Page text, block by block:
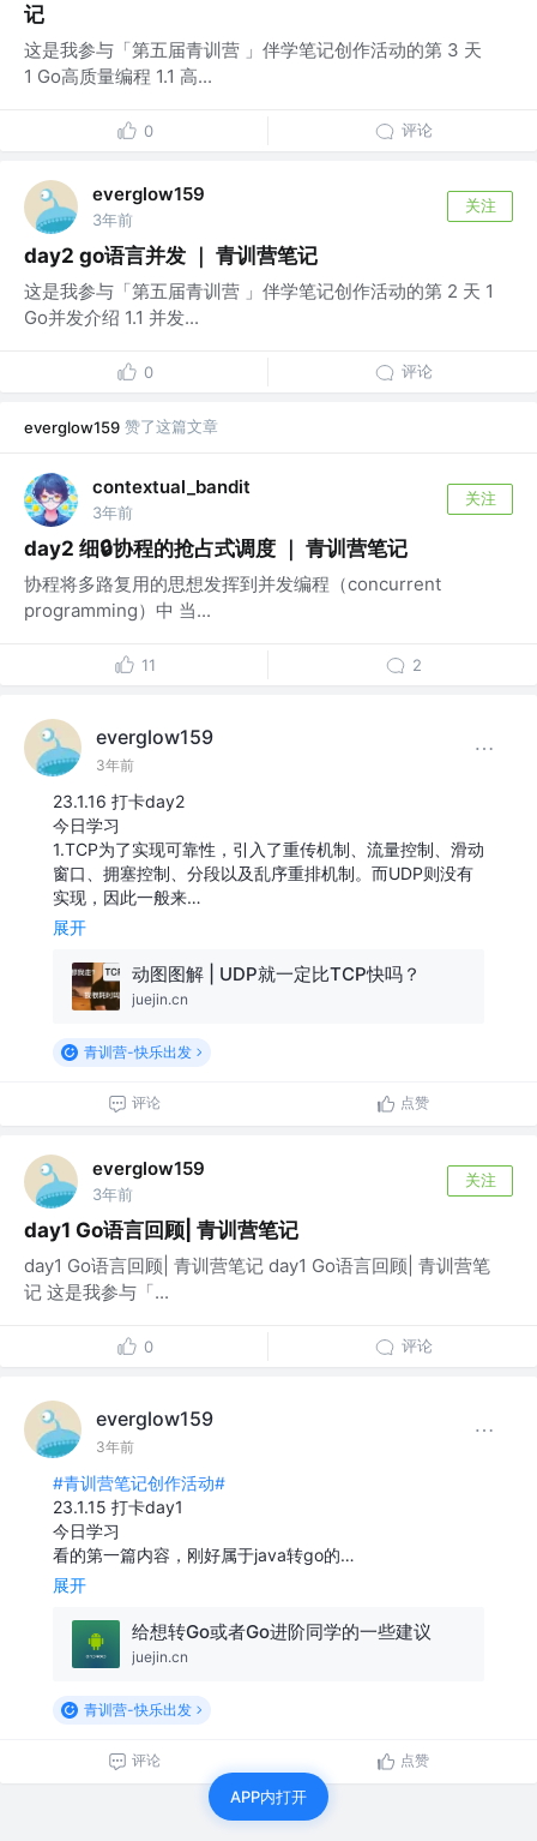
记
这是我参与「第五届青训营 」伴学笔记创作活动的第 3 天
1 Go高质量编程 1.1 高...
0 评论
everglow159
3年前
关注
day2 go语言并发 ｜ 青训营笔记
这是我参与「第五届青训营 」伴学笔记创作活动的第 2 天 1
Go并发介绍 1.1 并发...
0 评论
everglow159 赞了这篇文章
contextual_bandit
3年前
关注
day2 细🔒协程的抢占式调度 ｜ 青训营笔记
协程将多路复用的思想发挥到并发编程（concurrent
programming）中 当...
11 2
everglow159
3年前
23.1.16 打卡day2
今日学习
1.TCP为了实现可靠性，引入了重传机制、流量控制、滑动
窗口、拥塞控制、分段以及乱序重排机制。而UDP则没有
实现，因此一般来…
展开
动图图解 | UDP就一定比TCP快吗？
juejin.cn
青训营-快乐出发
评论 点赞
everglow159
3年前
关注
day1 Go语言回顾| 青训营笔记
day1 Go语言回顾| 青训营笔记 day1 Go语言回顾| 青训营笔
记 这是我参与「...
0 评论
everglow159
3年前
#青训营笔记创作活动#
23.1.15 打卡day1
今日学习
看的第一篇内容，刚好属于java转go的…
展开
给想转Go或者Go进阶同学的一些建议
juejin.cn
青训营-快乐出发
评论 点赞
APP内打开